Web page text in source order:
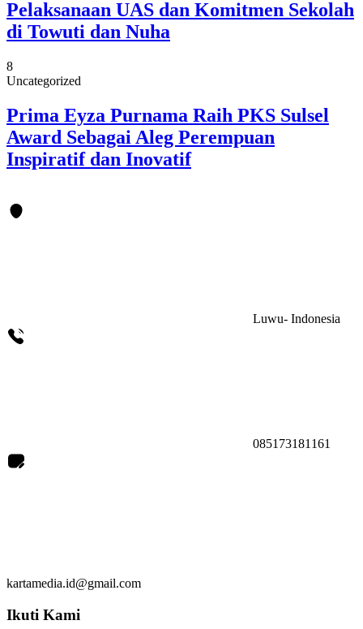
Pelaksanaan UAS dan Komitmen Sekolah
di Towuti dan Nuha
8
Uncategorized
Prima Eyza Purnama Raih PKS Sulsel
Award Sebagai Aleg Perempuan
Inspiratif dan Inovatif
Luwu- Indonesia
085173181161
kartamedia.id@gmail.com
Ikuti Kami